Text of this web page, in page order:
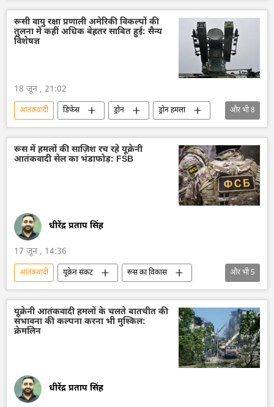
पाकिस्तान
दाएश (ISIS)
बलूचिस्तान
रक्षा मंत्रालय (MoD)
रूसी वायु रक्षा प्रणाली अमेरिकी विकल्पों की
तुलना में कहीं अधिक बेहतर साबित हुई: सैन्य
विशेषज्ञ
18 जून , 21:02
आतंकवादी डिफेंस ड्रोन
ड्रोन हमला
वायु रक्षा
राष्ट्रीय सुरक्षा
रूस
अमेरिका
रूसी सैन्य तकनीक
विशेष सैन्य अभियान
यूक्रेन आतंकी हमले
और भी8
रूस में हमलों की साज़िश रच रहे यूक्रेनी
आतंकवादी सेल का भंडाफोड़: FSB
धीरेंद्र प्रताप सिंह
17 जून , 14:36
आतंकवादी यूक्रेन संकट
रूस का विकास
रूस
मास्को
रूसी विदेशी खुफिया सेवा
आतंकवाद का मुकाबला
आतंकवाद
और भी5
यूक्रेनी आतंकवादी हमलों के चलते बातचीत की
संभावना की कल्पना करना भी मुश्किल:
क्रेमलिन
धीरेंद्र प्रताप सिंह